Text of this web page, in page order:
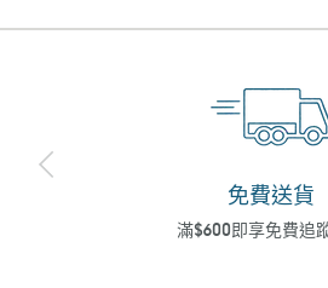
免費送貨
滿$600即享免費追